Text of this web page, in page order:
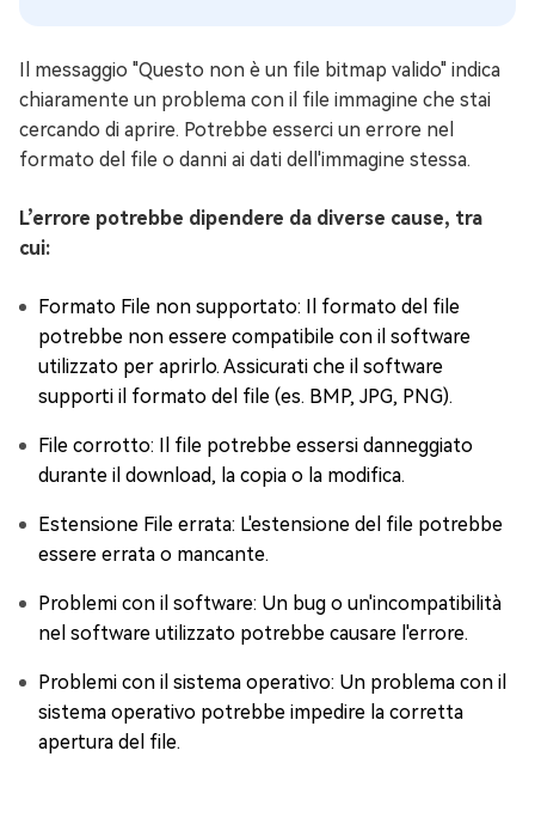
Il messaggio "Questo non è un file bitmap valido" indica
chiaramente un problema con il file immagine che stai
cercando di aprire. Potrebbe esserci un errore nel
formato del file o danni ai dati dell'immagine stessa.
L’errore potrebbe dipendere da diverse cause, tra
cui:
Formato File non supportato: Il formato del file
potrebbe non essere compatibile con il software
utilizzato per aprirlo. Assicurati che il software
supporti il formato del file (es. BMP, JPG, PNG).
File corrotto: Il file potrebbe essersi danneggiato
durante il download, la copia o la modifica.
Estensione File errata: L'estensione del file potrebbe
essere errata o mancante.
Problemi con il software: Un bug o un'incompatibilità
nel software utilizzato potrebbe causare l'errore.
Problemi con il sistema operativo: Un problema con il
sistema operativo potrebbe impedire la corretta
apertura del file.